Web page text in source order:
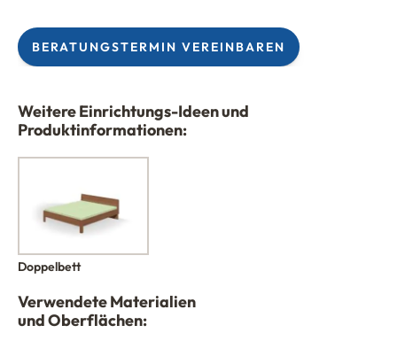
BERATUNGSTERMIN VEREINBAREN
Weitere Einrichtungs-Ideen und
Produktinformationen:
Doppelbett
Verwendete Materialien
und Oberflächen: